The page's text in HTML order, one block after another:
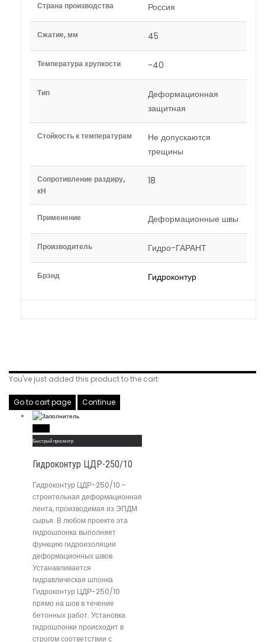
Страна производства Россия
Сжатие, мм 45
Температура хрупкости -40
Тип
Деформационная
защитная
Стойкость к температурам
Не допускаются
трещины
Сопротивление раздиру,
кН
18
Применение Деформационные швы
Производитель Гидро-ГАРАНТ
Брэнд Гидроконтур
You've just added this product to the cart:
Go to cart page Continue
Быстрый просмотр
Гидроконтур ЦДР-250/10
Гидроконтур ЦДР-250/10 -
строительная деформационная
лента, производимая из ЭПДМ
сырья. В любом проекте эта
гидрошпонка выполняет
функцию гидроизоляции
деформационных швов.
Устанавливается
гидравлическая шпонка
Гидроконтур ЦДР-250/10
прямо на шов в течение
бетонных работ. Установка
гидрошпонки происходит в
строгом соответствии с